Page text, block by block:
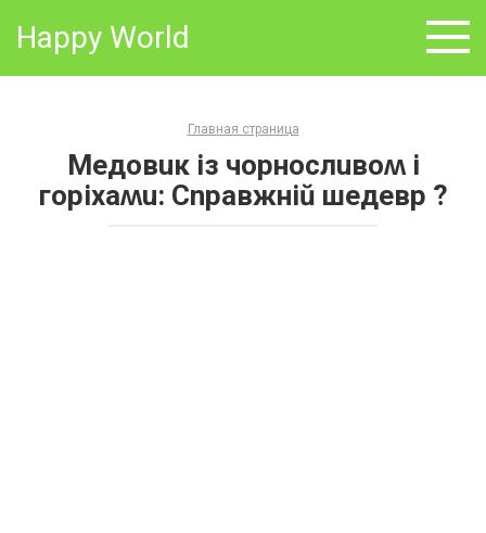
Happy World
Главная страница
Meдoвuк із чopнoслuвoʍ і
гopіхaʍu: Cnpaвжніŭ шeдeвp ?